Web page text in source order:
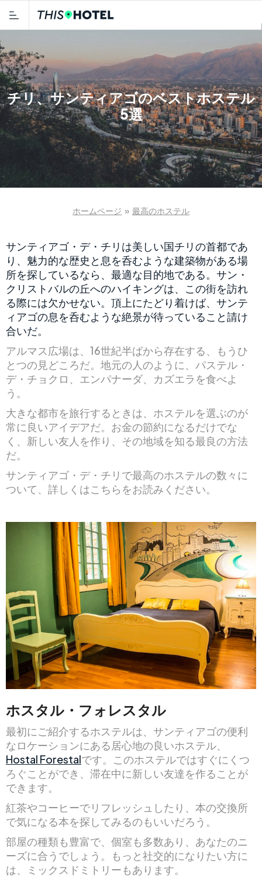
チリ、サンティアゴのベストホステル
5選
ホームページ » 最高のホステル
サンティアゴ・デ・チリは美しい国チリの首都であ
り、魅力的な歴史と息を呑むような建築物がある場
所を探しているなら、最適な目的地である。サン・
クリストバルの丘へのハイキングは、この街を訪れ
る際には欠かせない。頂上にたどり着けば、サンテ
ィアゴの息を呑むような絶景が待っていること請け
合いだ。
アルマス広場は、16世紀半ばから存在する、もうひ
とつの見どころだ。地元の人のように、パステル・
デ・チョクロ、エンパナーダ、カズエラを食べよ
う。
大きな都市を旅行するときは、ホステルを選ぶのが
常に良いアイデアだ。お金の節約になるだけでな
く、新しい友人を作り、その地域を知る最良の方法
だ。
サンティアゴ・デ・チリで最高のホステルの数々に
ついて、詳しくはこちらをお読みください。
ホスタル・フォレスタル
最初にご紹介するホステルは、サンティアゴの便利
なロケーションにある居心地の良いホステル、
Hostal Forestalです。このホステルではすぐにくつ
ろぐことができ、滞在中に新しい友達を作ることが
できます。
紅茶やコーヒーでリフレッシュしたり、本の交換所
で気になる本を探してみるのもいいだろう。
部屋の種類も豊富で、個室も多数あり、あなたのニ
ーズに合うでしょう。もっと社交的になりたい方に
は、ミックスドミトリーもあります。